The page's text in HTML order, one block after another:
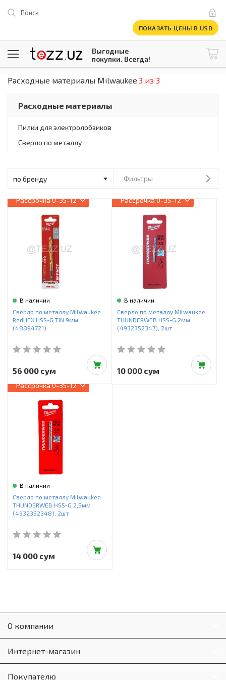
Поиск
ПОКАЗАТЬ ЦЕНЫ В USD
Выгодные
покупки. Всегда!
1 USD = 12 296.16 сум\ @tezzuz
Все категории
Компьютеры и оргтехника
Телевизоры
Климатическая техника
Мелкая бытовая техника
Инструменты и техника
Товары для дома
Красота и здоровье
Фильтры для воды
Сантехника
Климатическая техника
Крупнобытовая техника
Мелкая бытовая техника
Расходные материалы Milwaukee 3 из 3
Расходные материалы
Пилки для электролобзиков
Сверло по металлу
Фильтры
Рассрочка0-35-12
В наличии
Сверло по металлу Milwaukee
RedHEX HSS-G TiN 9мм
(48894721)
56 000 сум
Рассрочка0-35-12
В наличии
Сверло по металлу Milwaukee
THUNDERWEB HSS-G 2мм
(4932352347), 2шт
10 000 сум
Рассрочка0-35-12
В наличии
Сверло по металлу Milwaukee
THUNDERWEB HSS-G 2,5мм
(4932352348), 2шт
14 000 сум
О компании
Интернет-магазин
Покупателю